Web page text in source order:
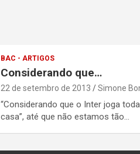
BAC - ARTIGOS
Considerando que…
22 de setembro de 2013 Simone
“Considerando que o Inter joga
casa”, até que não estamos tão…